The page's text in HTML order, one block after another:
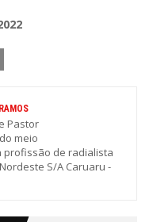
Pastor
meio
profissão de radialista
S/A Caruaru -